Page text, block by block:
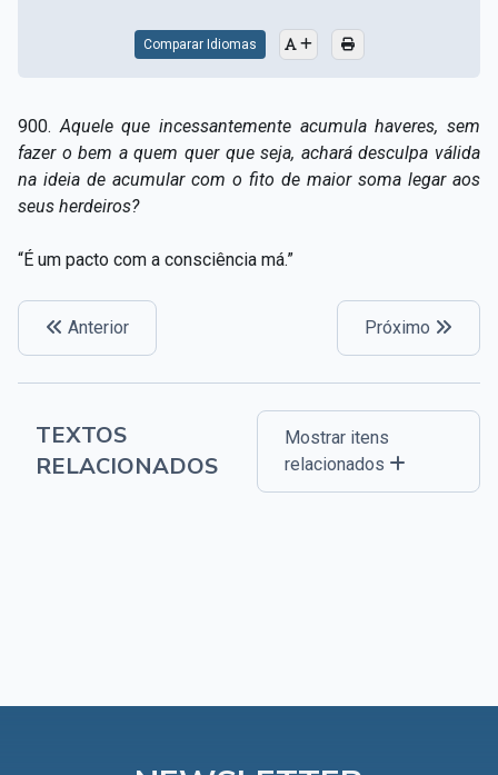
Comparar Idiomas
900. Aquele que incessantemente acumula haveres, sem
fazer o bem a quem quer que seja, achará desculpa válida
na ideia de acumular com o fito de maior soma legar aos
seus herdeiros?
“É um pacto com a consciência má.”
Anterior Próximo
TEXTOS
RELACIONADOS
Mostrar itens
relacionados